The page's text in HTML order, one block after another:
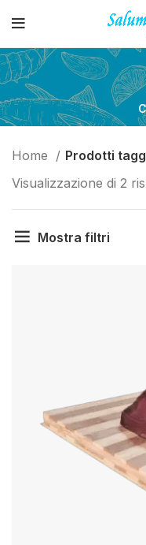
Home
Prodotti
Visualizzazione di 2
Mostra filtri